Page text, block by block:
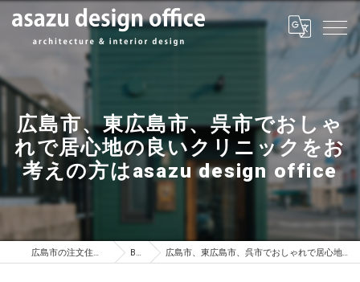
広島市、東広島市、呉市でおしゃ
れで居心地の良いクリニックをお
考えの方はasazu design office
広島市の注文住宅はasazu design office BLOG 広島市、東広島市、呉市でおしゃれで居心地の良いクリニックをお考えの方はasazu design office